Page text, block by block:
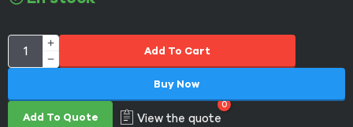
Add To Cart
Add To Quote View the quote
0
Buy Now